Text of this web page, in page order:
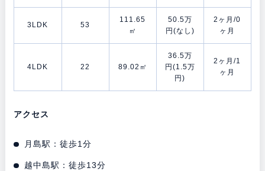
3LDK 53
111.65
㎡
50.5万
円(なし)
2ヶ月/0
ヶ月
4LDK 22 89.02㎡
36.5万
円(1.5万
円)
2ヶ月/1
ヶ月
アクセス
月島駅：徒歩1分
越中島駅：徒歩13分